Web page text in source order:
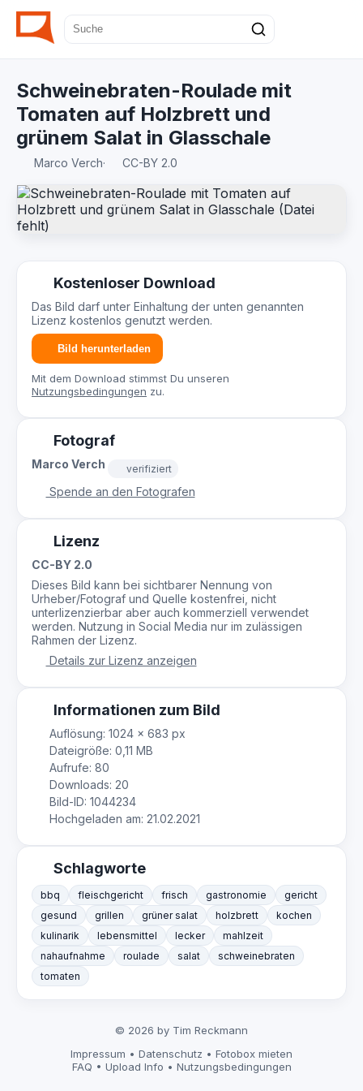
Schweinebraten-Roulade mit
Tomaten auf Holzbrett und
grünem Salat in Glasschale
Marco Verch· CC-BY 2.0
Kostenloser Download
Das Bild darf unter Einhaltung der unten genannten
Lizenz kostenlos genutzt werden.
Bild herunterladen
Mit dem Download stimmst Du unseren
Nutzungsbedingungen zu.
Fotograf
Marco Verch verifiziert
Spende an den Fotografen
Lizenz
CC-BY 2.0
Dieses Bild kann bei sichtbarer Nennung von
Urheber/Fotograf und Quelle kostenfrei, nicht
unterlizenzierbar aber auch kommerziell verwendet
werden. Nutzung in Social Media nur im zulässigen
Rahmen der Lizenz.
Details zur Lizenz anzeigen
Informationen zum Bild
Auflösung: 1024 × 683 px
Dateigröße: 0,11 MB
Aufrufe: 80
Downloads: 20
Bild-ID: 1044234
Hochgeladen am: 21.02.2021
Schlagworte
bbq fleischgericht frisch gastronomie
gericht
gesund
grillen grüner salat holzbrett
kochen
kulinarik
lebensmittel lecker
mahlzeit
nahaufnahme
roulade salat
schweinebraten
tomaten
© 2026 by Tim Reckmann
Impressum • Datenschutz • Fotobox mieten
FAQ • Upload Info • Nutzungsbedingungen